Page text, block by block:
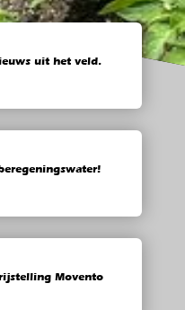
uit het veld.
Movento